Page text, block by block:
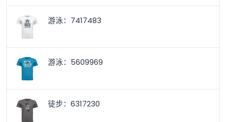
游泳：7417483
游泳：5609969
徒步：6317230